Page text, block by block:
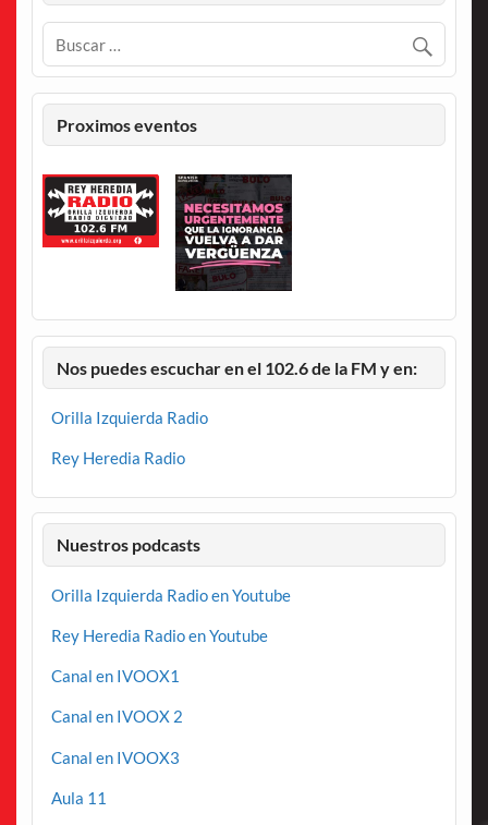
Proximos eventos
Nos puedes escuchar en el 102.6 de la FM y en:
Orilla Izquierda Radio
Rey Heredia Radio
Nuestros podcasts
Orilla Izquierda Radio en Youtube
Rey Heredia Radio en Youtube
Canal en IVOOX1
Canal en IVOOX 2
Canal en IVOOX3
Aula 11